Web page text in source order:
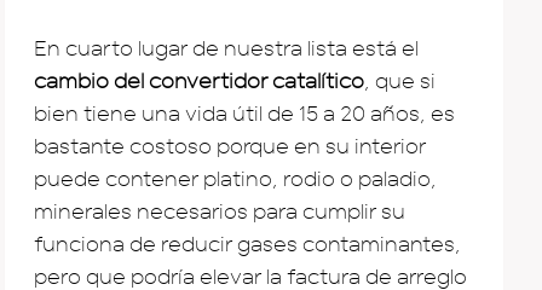
En cuarto lugar de nuestra lista está el
cambio del convertidor catalítico , que si
bien tiene una vida útil de 15 a 20 años, es
bastante costoso porque en su interior
puede contener platino, rodio o paladio,
minerales necesarios para cumplir su
funciona de reducir gases contaminantes,
pero que podría elevar la factura de arreglo